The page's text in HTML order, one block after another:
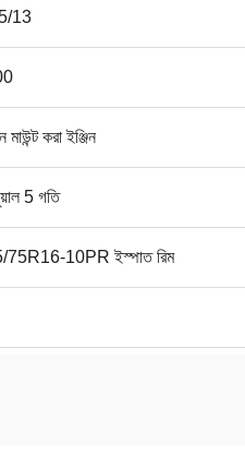
13
মাউন্ট করা ইঞ্জিন
5 গতি
75R16-10PR ইস্পাত রিম